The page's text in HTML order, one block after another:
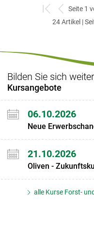
zum
ersten
zurück
zum
Seite 1
24 Artikel |
Bilden Sie sich weiter
Kursangebote
06.10.2026
Neue
21.10.2026
Oliven -
alle Kurse Forst-